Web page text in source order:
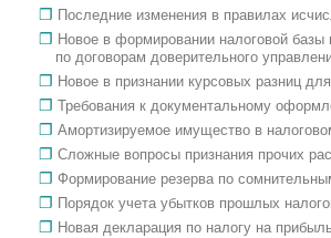
Последние изменения в правилах
Новое в формировании налоговой
по договорам доверительного
Новое в признании курсовых разниц
Требования к документальному
Амортизируемое имущество в
Сложные вопросы признания прочих
Формирование резерва по
Порядок учета убытков прошлых
Новая декларация по налогу на прибыль